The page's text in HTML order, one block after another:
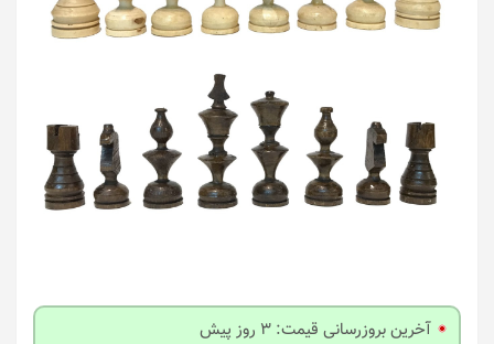
آخرین بروزرسانی قیمت: 3 روز پیش